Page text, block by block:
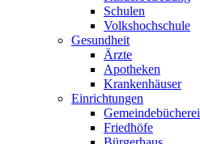
Schulen
Volkshochschule
Gesundheit
Ärzte
Apotheken
Krankenhäuser
Einrichtungen
Gemeindebücherei
Friedhöfe